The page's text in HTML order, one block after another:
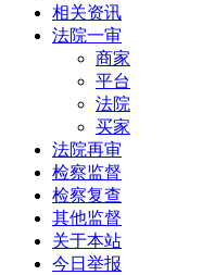
相关资讯
法院一审
商家
平台
法院
买家
法院再审
检察监督
检察复查
其他监督
关于本站
今日举报